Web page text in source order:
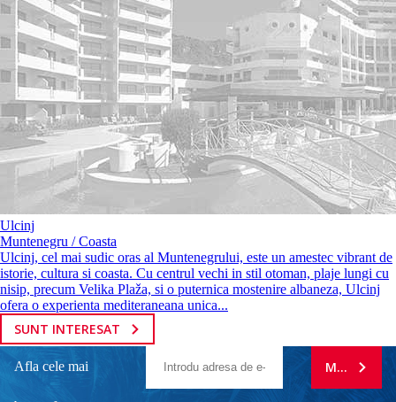
Ulcinj
Muntenegru / Coasta
Ulcinj, cel mai sudic oras al Muntenegrului, este un amestec vibrant de
istorie, cultura si coasta. Cu centrul vechi in stil otoman, plaje lungi cu
nisip, precum Velika Plaža, si o puternica mostenire albaneza, Ulcinj
ofera o experienta mediteraneana unica...
SUNT INTERESAT
Afla cele mai MA